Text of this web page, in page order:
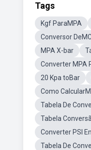
Tags
Kgf ParaMPA
Conversor
MPA X-bar
Converter MPA
20 Kpa toBar
Como
Tabela De
Tabela
Converter PSI
Tabela De